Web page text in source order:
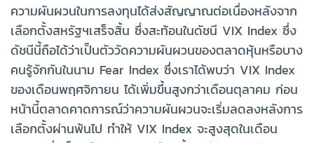
ความผันผวนในการลงทุนได้ส่งสัญญาณต่อเนื่องหลังจาก
เลือกตั้งสหรัฐฯเสร็จสิ้น ซึ่งสะท้อนในดัชนี VIX Index ซึ่ง
ดัชนีนี้ถือได้ว่าเป็นตัววัดความผันผวนของตลาดหุ้นหรือบาง
คนรู้จักกันในนาม Fear Index ซึ่งเราได้พบว่า VIX Index
ของเดือนพฤศจิกายน ได้เพิ่มขึ้นสูงกว่าเดือนตุลาคม ก่อน
หน้านี้ตลาดคาดการณ์ว่าความผันผวนจะเริ่มลดลงหลังการ
เลือกตั้งผ่านพ้นไป ทำให้ VIX Index จะสูงสุดในเดือน